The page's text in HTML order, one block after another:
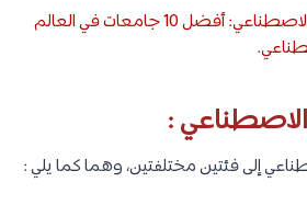
جامعات الذكاء الاصطناعي: أفضل 10 جامعات في العالم
.
:
إلى فئتين مختلفتين، وهما كما يلي :